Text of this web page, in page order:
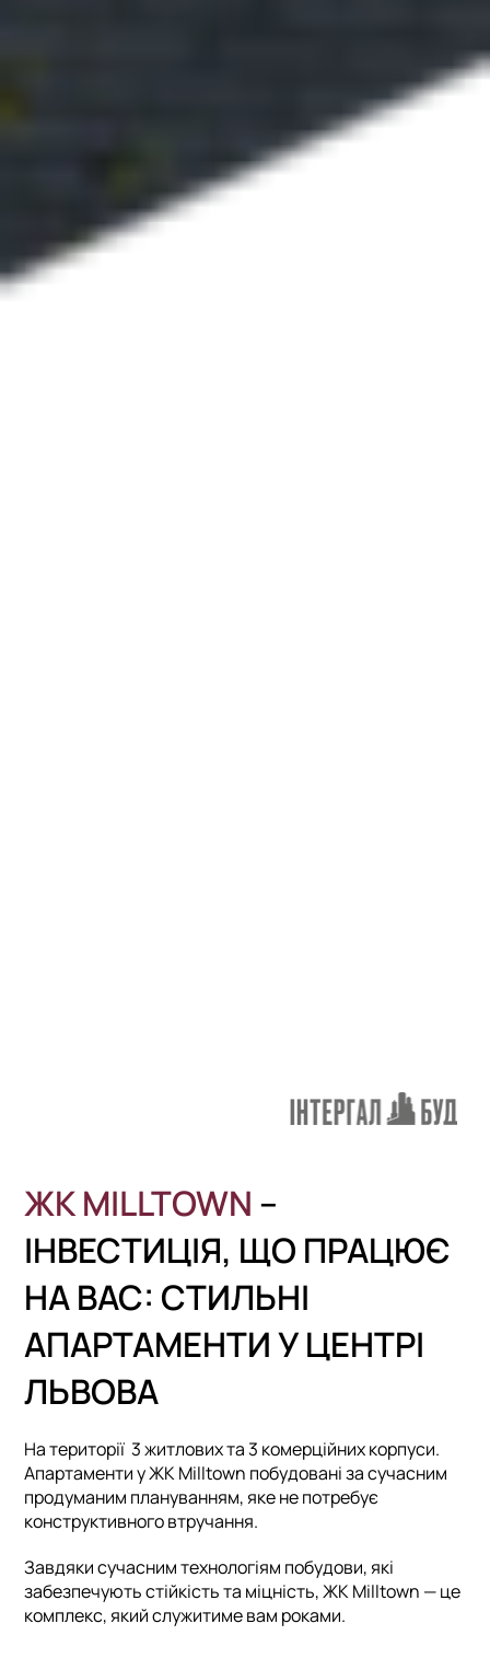
ЖК MILLTOWN –
ІНВЕСТИЦІЯ, ЩО ПРАЦЮЄ
НА ВАС: СТИЛЬНІ
АПАРТАМЕНТИ У ЦЕНТРІ
ЛЬВОВА
На території 3 житлових та 3 комерційних корпуси.
Апартаменти у ЖК Milltown побудовані за сучасним
продуманим плануванням, яке не потребує
конструктивного втручання.
Завдяки сучасним технологіям побудови, які
забезпечують стійкість та міцність, ЖК Milltown — це
комплекс, який служитиме вам роками.